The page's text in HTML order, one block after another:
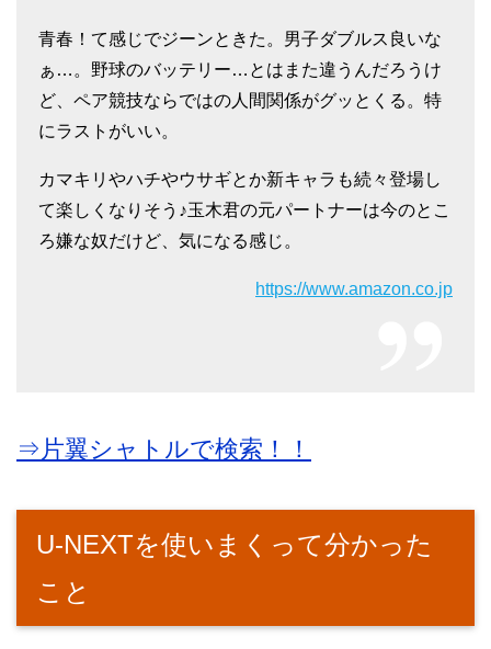
青春！て感じでジーンときた。男子ダブルス良いな
ぁ…。野球のバッテリー…とはまた違うんだろうけ
ど、ペア競技ならではの人間関係がグッとくる。特
にラストがいい。
カマキリやハチやウサギとか新キャラも続々登場し
て楽しくなりそう♪玉木君の元パートナーは今のとこ
ろ嫌な奴だけど、気になる感じ。
https://www.amazon.co.jp
⇒片翼シャトルで検索！！
U-NEXTを使いまくって分かった
こと